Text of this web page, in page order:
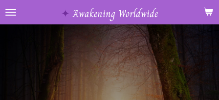
Ga
direct
✦ Awakening Worldwide